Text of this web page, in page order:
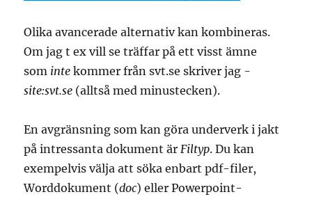
Olika avancerade alternativ kan kombineras.
Om jag t ex vill se träffar på ett visst ämne
som inte kommer från svt.se skriver jag -
site:svt.se (alltså med minustecken).
En avgränsning som kan göra underverk i jakt
på intressanta dokument ärFiltyp. Du kan
exempelvis välja att söka enbart pdf-filer,
Worddokument (doc) eller Powerpoint-